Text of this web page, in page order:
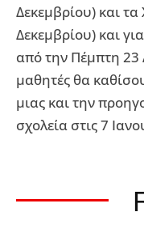
Δεκεμβρίου) και
Δεκεμβρίου) και
από την Πέμπτη 23
μαθητές θα
μιας και την
σχολεία στις 7